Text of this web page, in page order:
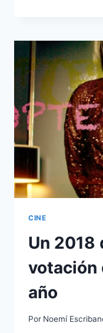
USA
LA
CINE
Un 2018
votación
año
Por Noemí